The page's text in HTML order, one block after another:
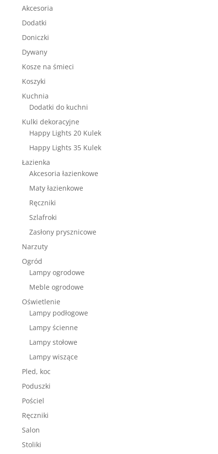
Akcesoria
Dodatki
Doniczki
Dywany
Kosze na śmieci
Koszyki
Kuchnia
Dodatki do kuchni
Kulki dekoracyjne
Happy Lights 20 Kulek
Happy Lights 35 Kulek
Łazienka
Akcesoria łazienkowe
Maty łazienkowe
Ręczniki
Szlafroki
Zasłony prysznicowe
Narzuty
Ogród
Lampy ogrodowe
Meble ogrodowe
Oświetlenie
Lampy podłogowe
Lampy ścienne
Lampy stołowe
Lampy wiszące
Pled, koc
Poduszki
Pościel
Ręczniki
Salon
Stoliki